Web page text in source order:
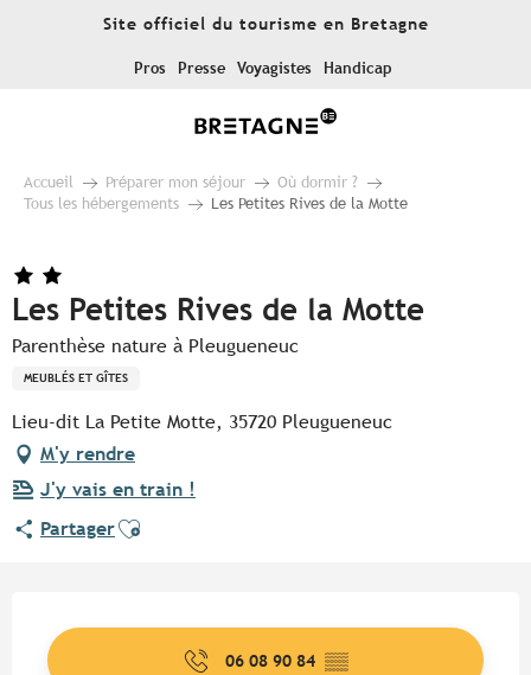
Site officiel du tourisme en Bretagne
Pros Presse Voyagistes Handicap
Accueil Préparer mon séjour
Où dormir ?
Tous les hébergements
Les Petites Rives de la Motte
Les Petites Rives de la Motte
Parenthèse nature à Pleugueneuc
MEUBLÉS ET GÎTES
Lieu-dit La Petite Motte, 35720 Pleugueneuc
M'y rendre
J'y vais en train !
PartagerAjouter aux favoris
06 08 90 84 ▒▒